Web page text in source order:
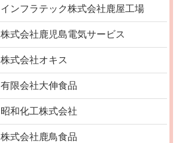
インフラテック株式会社鹿屋工場
株式会社鹿児島電気サービス
株式会社オキス
有限会社大伸食品
昭和化工株式会社
株式会社鹿鳥食品